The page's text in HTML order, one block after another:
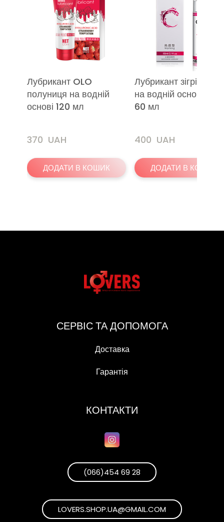
Лубрикант OLO
полуниця на водній
основі 120 мл
370  UAH
ДОДАТИ В КОШИК
Лубрикант
на водній основі
60 мл
400  UAH
ДОДАТИ В КОШИК
СЕРВІС ТА ДОПОМОГА
Доставка
Гарантія
КОНТАКТИ
(066)454 69 28
LOVERS.SHOP.UA@GMAIL.COM